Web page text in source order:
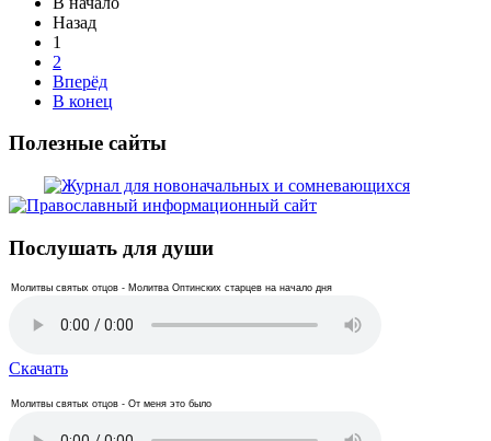
Назад
1
2
Вперёд
В конец
Полезные сайты
Послушать для души
Молитвы святых отцов - Молитва Оптинских старцев на начало дня
Скачать
Молитвы святых отцов - От меня это было